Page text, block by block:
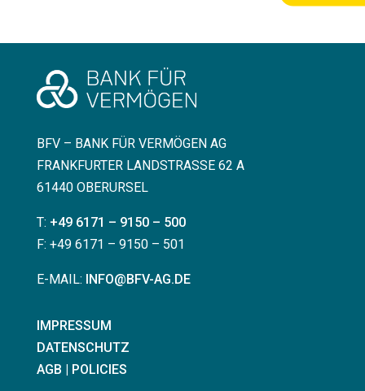
BFV – BANK FÜR VERMÖGEN AG
FRANKFURTER LANDSTRASSE 62 A
61440 OBERURSEL
T: +49 6171 – 9150 – 500
F: +49 6171 – 9150 – 501
E-MAIL: INFO@BFV-AG.DE
IMPRESSUM
DATENSCHUTZ
AGB | POLICIES